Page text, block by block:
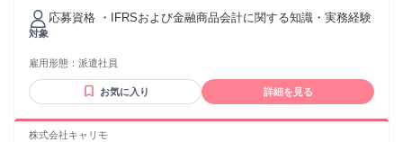
対象
応募資格 ・IFRSおよび金融商品会計に関する知識・実務経験
雇用形態： 派遣社員
お気に入り 詳細を見る
株式会社キャリモ